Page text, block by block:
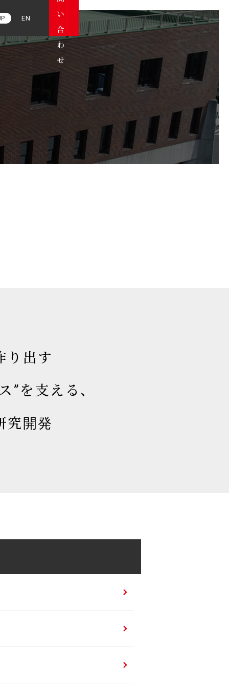
EN
り出す
”を支える、
究開発